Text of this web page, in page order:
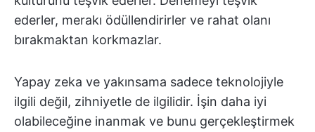
ederler, merakı ödüllendirirler ve rahat olanı
bırakmaktan korkmazlar.
Yapay zeka ve yakınsama sadece teknolojiyle
ilgili değil, zihniyetle de ilgilidir. İşin daha iyi
olabileceğine inanmak ve bunu gerçekleştirmek